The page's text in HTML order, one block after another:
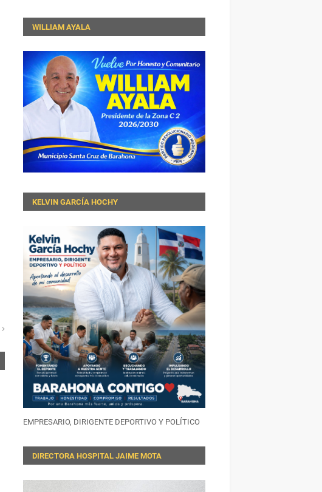
WILLIAM AYALA
KELVIN GARCÍA HOCHY
EMPRESARIO, DIRIGENTE DEPORTIVO Y POLÍTICO
DIRECTORA HOSPITAL JAIME MOTA